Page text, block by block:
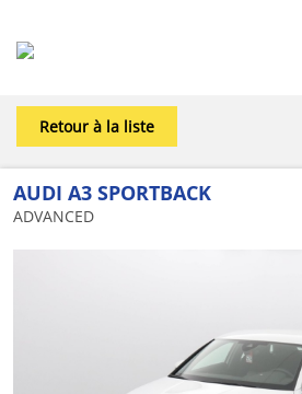
Retour à la liste
AUDI A3 SPORTBACK
ADVANCED